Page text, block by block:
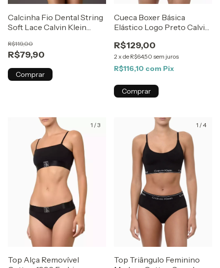
Calcinha Fio Dental String
Soft Lace Calvin Klein
R$79,90
R$119,00
Comprar
Cueca Boxer Básica
Elástico Logo Preto Calvin
R$129,00
2 x de R$64,50 sem juros
R$116,10 com Pix
Comprar
1 /3
Top Alça Removível
1 /4
Top Triângulo Feminino